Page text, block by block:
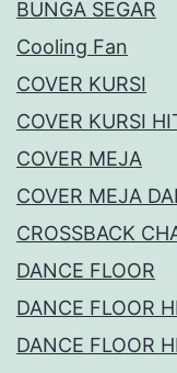
BUNGA SEGAR
Cooling Fan
COVER KURSI
COVER KURSI
COVER MEJA
COVER MEJA
CROSSBACK
DANCE FLOOR
DANCE FLOOR
DANCE FLOOR